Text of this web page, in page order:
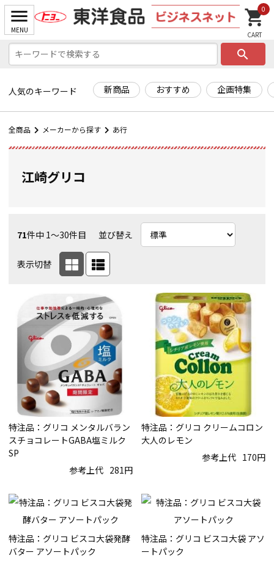
search
人気のキーワード 新商品 おすすめ 企画特集
0
全商品 メーカーから探す あ行
江崎グリコ
71件中 1〜30件目 並び替え
表示切替
特注品：グリコ メンタルバラン
スチョコレートGABA塩ミルク
SP
参考上代 281円
特注品：グリコ クリームコロン
大人のレモン
参考上代 170円
特注品：グリコ ビスコ大袋発酵
バター アソートパック
特注品：グリコ ビスコ大袋 アソ
ートパック